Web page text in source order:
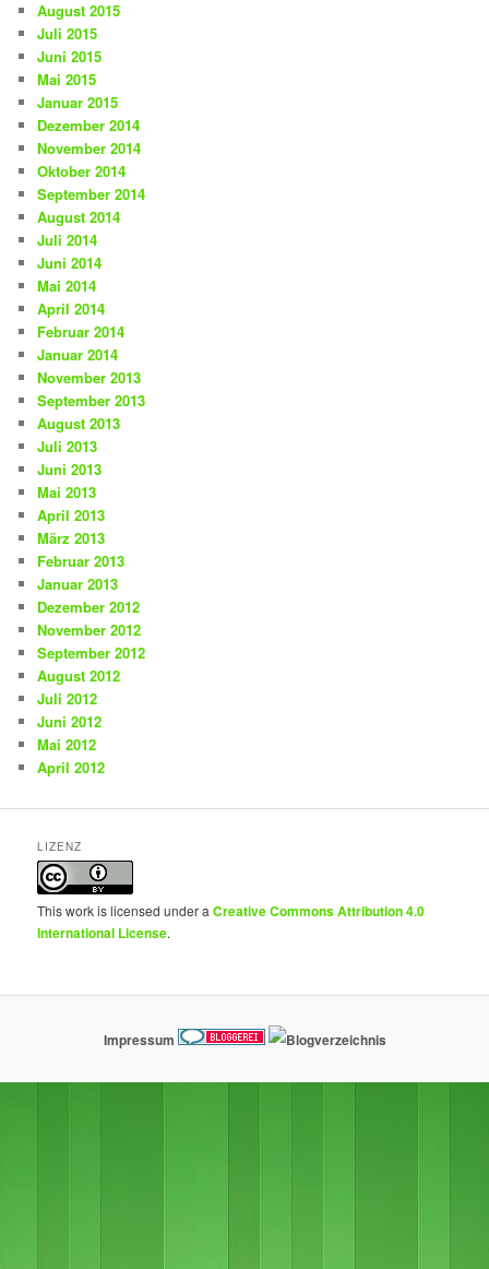
August 2015
Juli 2015
Juni 2015
Mai 2015
Januar 2015
Dezember 2014
November 2014
Oktober 2014
September 2014
August 2014
Juli 2014
Juni 2014
Mai 2014
April 2014
Februar 2014
Januar 2014
November 2013
September 2013
August 2013
Juli 2013
Juni 2013
Mai 2013
April 2013
März 2013
Februar 2013
Januar 2013
Dezember 2012
November 2012
September 2012
August 2012
Juli 2012
Juni 2012
Mai 2012
April 2012
LIZENZ
This work is licensed under aCreative Commons Attribution 4.0
International License.
Impressum